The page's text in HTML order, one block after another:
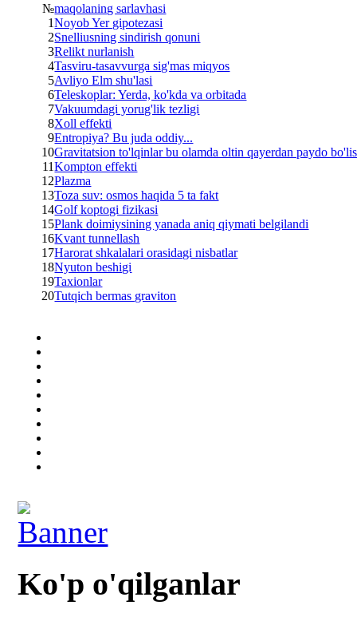
№maqolaning sarlavhasi
1Noyob Yer gipotezasi
2Snelliusning sindirish qonuni
3Relikt nurlanish
4Tasviru-tasavvurga sig'mas miqyos
5Avliyo Elm shu'lasi
6Teleskoplar: Yerda, ko'kda va orbitada
7Vakuumdagi yorug'lik tezligi
8Xoll effekti
9Entropiya? Bu juda oddiy...
10Gravitatsion to'lqinlar bu olamda oltin qayerdan paydo
11Kompton effekti
12Plazma
13Toza suv: osmos haqida 5 ta fakt
14Golf koptogi fizikasi
15Plank doimiysining yanada aniq qiymati belgilandi
16Kvant tunnellash
17Harorat shkalalari orasidagi nisbatlar
18Nyuton beshigi
19Taxionlar
20Tutqich bermas graviton
Ko'p o'qilganlar